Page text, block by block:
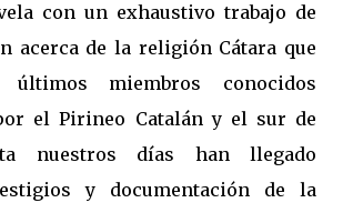
con un exhaustivo trabajo de
acerca de la religión Cátara que
miembros conocidos
el Pirineo Catalán y el sur de
nuestros días han llegado
y documentación de la